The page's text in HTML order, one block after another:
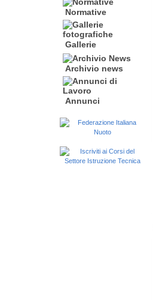
Normative
Gallerie
Archivio news
Annunci